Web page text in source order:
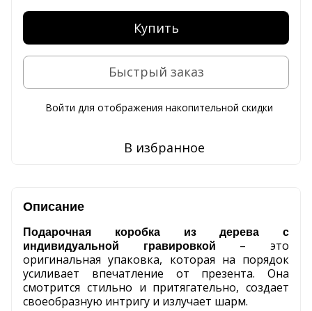
Купить
Быстрый заказ
Войти для отображения накопительной скидки
В избранное
Описание
Подарочная коробка из дерева с
индивидуальной гравировкой
– это
оригинальная упаковка, которая на порядок
усиливает впечатление от презента. Она
смотрится стильно и притягательно, создает
своеобразную интригу и излучает шарм.